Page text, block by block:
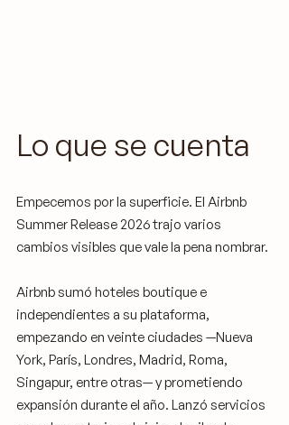
Lo que se cuenta
Empecemos por la superficie. El Airbnb
Summer Release 2026 trajo varios
cambios visibles que vale la pena nombrar.
Airbnb sumó hoteles boutique e
independientes a su plataforma,
empezando en veinte ciudades —Nueva
York, París, Londres, Madrid, Roma,
Singapur, entre otras— y prometiendo
expansión durante el año. Lanzó servicios